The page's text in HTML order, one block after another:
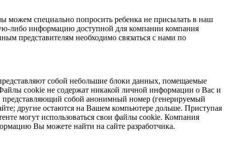
можем специально попросить ребенка не присылать в наш
либо информацию доступной для компании компания
представителям необходимо связаться с нами по
собой небольшие блоки данных, помещаемые
cookie не содержат никакой личной информации о Вас и
представляющий собой анонимный номер (генерируемый
другие остаются на Вашем компьютере дольше. Приступая
могут использоваться свои файлы cookie. Компания
Вы можете найти на сайте разработчика.